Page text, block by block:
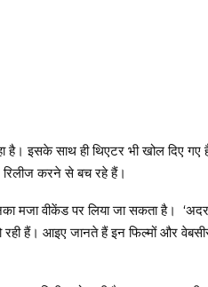
है। इसके साथ ही थिएटर भी खोल दिए
रिलीज करने से बच रहे हैं।
मजा वीकेंड पर लिया जा सकता है।
रही हैं। आइए जानते हैं इन फिल्मों और